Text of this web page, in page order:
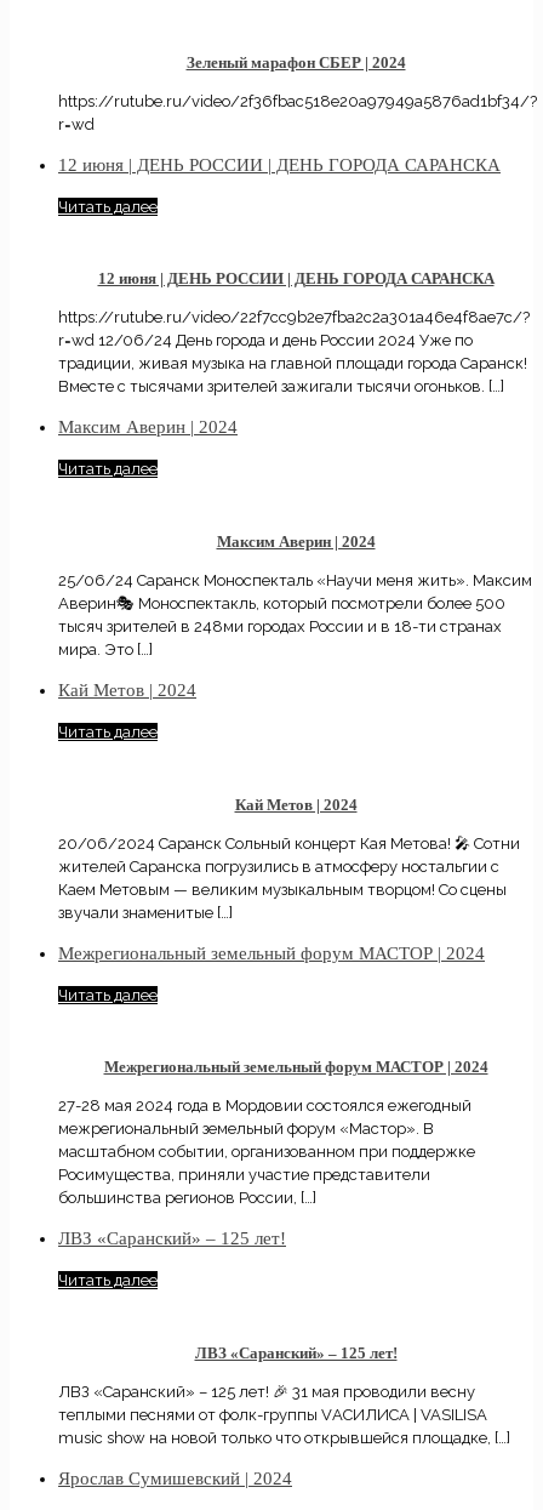
Зеленый марафон СБЕР | 2024
https://rutube.ru/video/2f36fbac518e20a97949a5876ad1bf34/?
r=wd
12 июня | ДЕНЬ РОССИИ | ДЕНЬ ГОРОДА САРАНСКА
Читать далее
12 июня | ДЕНЬ РОССИИ | ДЕНЬ ГОРОДА САРАНСКА
https://rutube.ru/video/22f7cc9b2e7fba2c2a301a46e4f8ae7c/?
r=wd 12/06/24 День города и день России 2024 Уже по
традиции, живая музыка на главной площади города Саранск!
Вместе с тысячами зрителей зажигали тысячи огоньков. […]
Максим Аверин | 2024
Читать далее
Максим Аверин | 2024
25/06/24 Саранск Моноспекталь «Научи меня жить». Максим
Аверин🎭 Моноспектакль, который посмотрели более 500
тысяч зрителей в 248ми городах России и в 18-ти странах
мира. Это […]
Кай Метов | 2024
Читать далее
Кай Метов | 2024
20/06/2024 Саранск Сольный концерт Кая Метова! 🎤 Сотни
жителей Саранска погрузились в атмосферу ностальгии с
Каем Метовым — великим музыкальным творцом! Со сцены
звучали знаменитые […]
Межрегиональный земельный форум МАСТОР | 2024
Читать далее
Межрегиональный земельный форум МАСТОР | 2024
27-28 мая 2024 года в Мордовии состоялся ежегодный
межрегиональный земельный форум «Мастор». В
масштабном событии, организованном при поддержке
Росимущества, приняли участие представители
большинства регионов России, […]
ЛВЗ «Саранский» – 125 лет!
Читать далее
ЛВЗ «Саранский» – 125 лет!
ЛВЗ «Саранский» – 125 лет! 🎉 31 мая проводили весну
теплыми песнями от фолк-группы VАСИЛИСА | VASILISA
music show на новой только что открывшейся площадке, […]
Ярослав Сумишевский | 2024